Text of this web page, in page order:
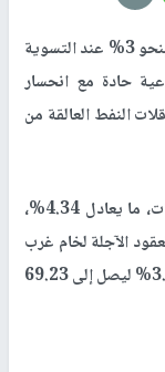
تراجعت أسعار النفط بنحو 3% عند التسوية
حادة مع انحسار
النفط العالقة من
وانخفضت العقود الآجلة لخام برنت ⁠3.27 دولارات، ما يعادل 4.34%،
العقود الآجلة لخام غرب
تكساس الوسيط الأميركي 2.69 دولار، بنسبة 3.74% ليصل إلى 69.23